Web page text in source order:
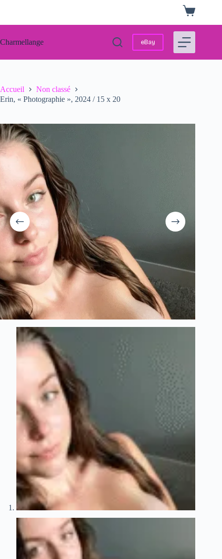
Panier
d’achat
Charmellange eBay
Accueil
Non classé
Erin, « Photographie », 2024 / 15 x 20